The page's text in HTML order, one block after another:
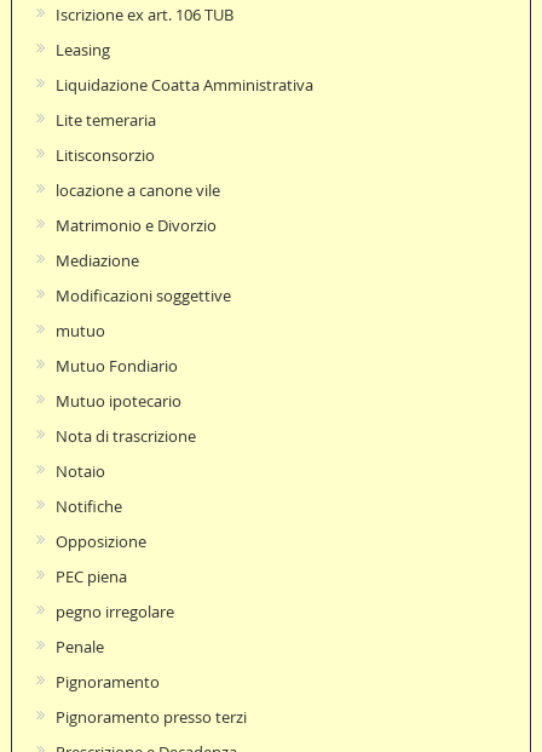
Iscrizione ex art. 106 TUB
Leasing
Liquidazione Coatta Amministrativa
Lite temeraria
Litisconsorzio
locazione a canone vile
Matrimonio e Divorzio
Mediazione
Modificazioni soggettive
mutuo
Mutuo Fondiario
Mutuo ipotecario
Nota di trascrizione
Notaio
Notifiche
Opposizione
PEC piena
pegno irregolare
Penale
Pignoramento
Pignoramento presso terzi